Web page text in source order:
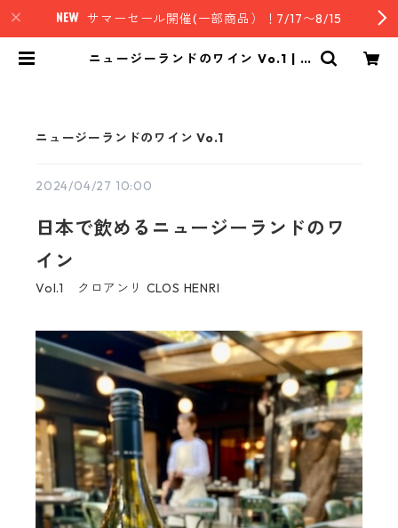
サマーセール開催(一部商品）！7/17〜8/15
ニュージーランドのワイン Vo.1 | n
ニュージーランドのワイン Vo.1
2024/04/27 10:00
日本で飲めるニュージーランドのワ
イン
Vol.1 クロアンリ CLOS HENRI